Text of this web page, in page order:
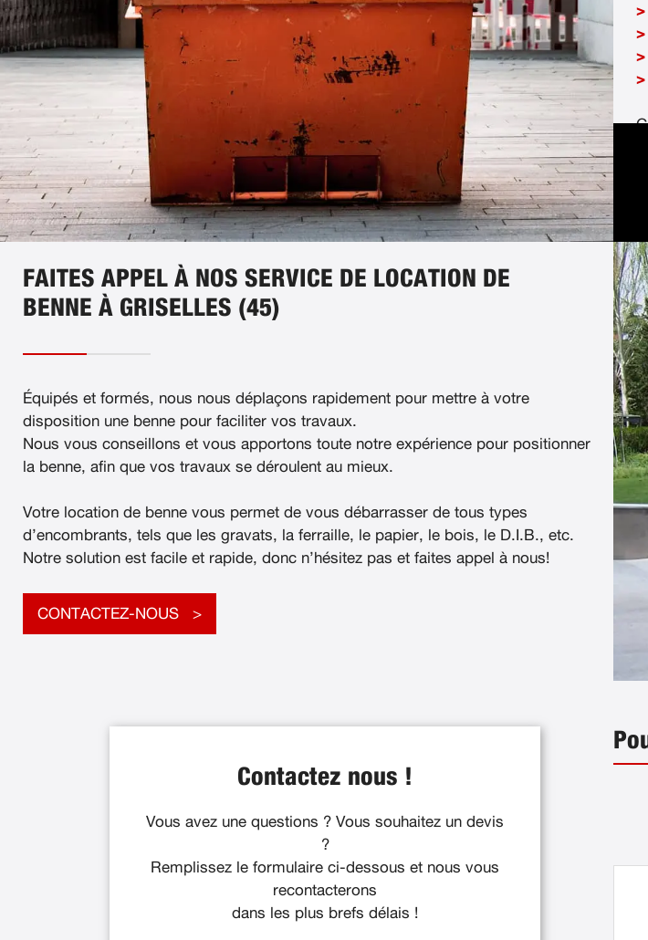
FAITES APPEL À NOS SERVICE DE LOCATION DE
BENNE À GRISELLES (45)
Équipés et formés, nous nous déplaçons rapidement pour mettre à votre
disposition une benne pour faciliter vos travaux.
Nous vous conseillons et vous apportons toute notre expérience pour positionner
la benne, afin que vos travaux se déroulent au mieux.
Votre location de benne vous permet de vous débarrasser de tous types
d’encombrants, tels que les gravats, la ferraille, le papier, le bois, le D.I.B., etc.
Notre solution est facile et rapide, donc n’hésitez pas et faites appel à nous!
CONTACTEZ-NOUS
Contactez nous !
Vous avez une questions ? Vous souhaitez un devis
?
Remplissez le formulaire ci-dessous et nous vous
recontacterons
dans les plus brefs délais !